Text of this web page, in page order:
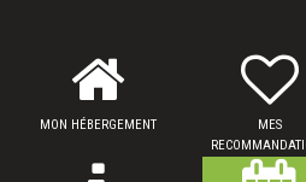
MON HÉBERGEMENT
MES